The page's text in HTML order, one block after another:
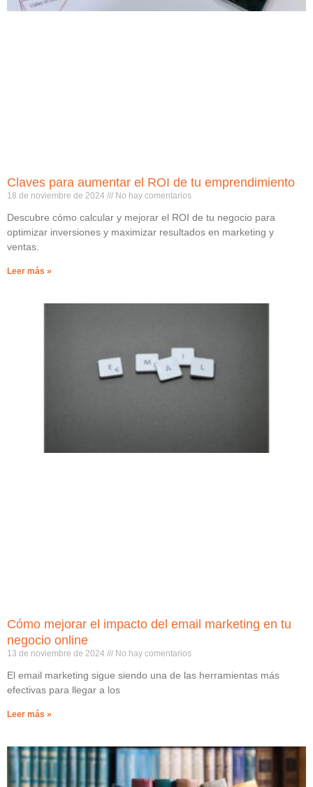
Claves para aumentar el ROI de tu emprendimiento
18 de noviembre de 2024 No hay comentarios
Descubre cómo calcular y mejorar el ROI de tu negocio para
optimizar inversiones y maximizar resultados en marketing y
ventas.
Leer más »
Cómo mejorar el impacto del email marketing en tu
negocio online
13 de noviembre de 2024 No hay comentarios
El email marketing sigue siendo una de las herramientas más
efectivas para llegar a los
Leer más »